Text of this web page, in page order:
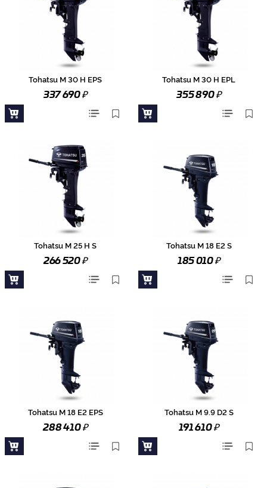
Tohatsu M 30 H EPS
337 690₽
Tohatsu M 30 H EPL
355 890₽
Tohatsu M 25 H S
266 520₽
Tohatsu M 18 E2 S
185 010₽
Tohatsu M 18 E2 EPS
288 410₽
Tohatsu M 9.9 D2 S
191 610₽